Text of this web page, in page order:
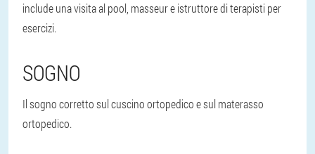
include una visita al pool, masseur e istruttore di terapisti per
esercizi.
SOGNO
Il sogno corretto sul cuscino ortopedico e sul materasso
ortopedico.